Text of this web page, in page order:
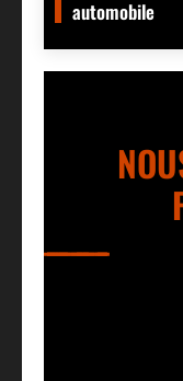
automobile